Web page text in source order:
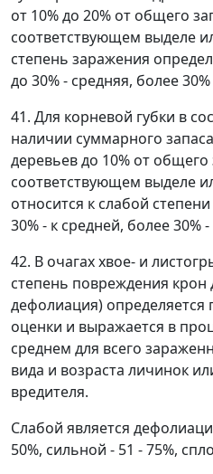
от 10% до 20% от общего
соответствующем выделе
степень заражения
до 30% - средняя, более
41. Для корневой губки в
наличии суммарного
деревьев до 10% от
соответствующем выделе
относится к слабой
30% - к средней, более 30%
42. В очагах хвое- и
степень повреждения крон
дефолиация) определяется
оценки и выражается в
среднем для всего
вида и возраста личинок
вредителя.
Слабой является
50%, сильной - 51 - 75%,